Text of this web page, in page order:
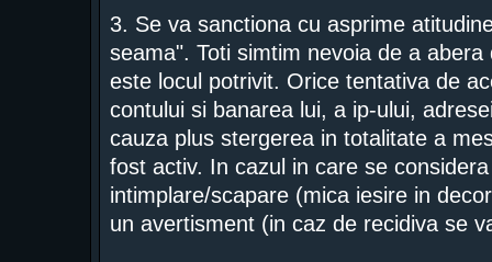
3. Se va sanctiona cu asprime
seama". Toti simtim nevoia de a
este locul potrivit. Orice tentativa de
contului si banarea lui, a ip-ului,
cauza plus stergerea in totalitate a
fost activ. In cazul in care se
intimplare/scapare (mica iesire in
un avertisment (in caz de recidiva se